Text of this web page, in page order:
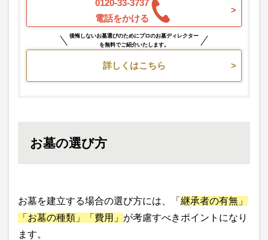
0120-33-3737
電話をかける
後悔しないお墓選びのためにプロのお墓ディレクター
を無料でご紹介いたします。
詳しくはこちら
お墓の選び方
お墓を建立する場合の選び方には、「 継承者の有無」
「お墓の種類」「費用」 が考慮すべきポイントになり
ます。